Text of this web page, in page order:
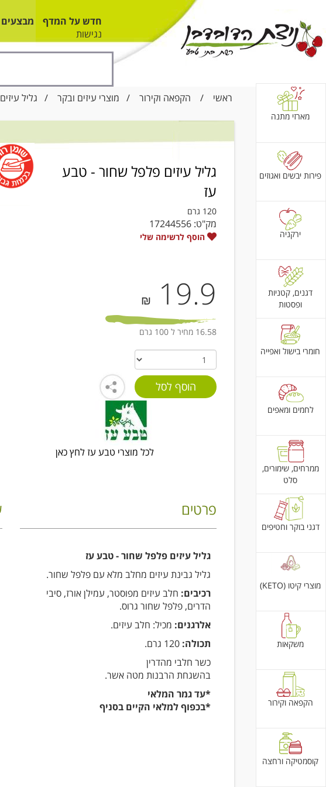
חדש על המדף מבצעים
נגישות
ראשי / הקפאה וקירור / מוצרי עיזים ובקר / גליל
מארזי מתנה
פירות יבשים ואגוזים
ירקניה
דגנים, קטניות
ופסטות
חומרי בישול ואפייה
לחמים ומאפים
ממרחים, שימורים,
סלט
דגני בוקר וחטיפים
מוצרי קיטו (KETO)
משקאות
הקפאה וקירור
קוסמטיקה ורחצה
גליל עיזים פלפל שחור - טבע
עז
120 גרם
מק"ט: 17244556
הוסף לרשימה שלי
19.9
₪
16.58 מחיר ל 100 גרם
לכל מוצרי טבע עז לחץ כאן
פרטים
גליל עיזים פלפל שחור - טבע עז
גליל גבינת עיזים מחלב מלא עם פלפל שחור.
רכיבים: חלב עיזים מפוסטר, עמילן אורז, סיבי
הדרים, פלפל שחור גרוס.
אלרגנים: מכיל: חלב עיזים.
תכולה: 120 גרם.
כשר חלבי מהדרין
בהשגחת הרבנות מטה אשר.
*עד גמר המלאי
*בכפוף למלאי הקיים בסניף